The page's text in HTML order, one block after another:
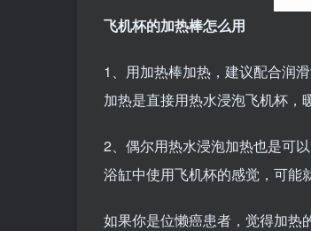
飞机杯的加热棒怎么用
1、用加热棒加热，建议配合润
加热是直接用热水浸泡飞机杯，
2、偶尔用热水浸泡加热也是可以
浴缸中使用飞机杯的感觉，可能
如果你是位懒癌患者，觉得加热